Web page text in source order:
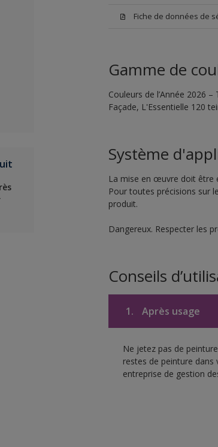
Fiche de données de
Gamme de
Couleurs de l’Année 2026
Façade, L'Essentielle 120
Système
La mise en œuvre doit être
Pour toutes précisions sur
produit.
Dangereux. Respecter les
Conseils
1. Après usage
Ne jetez pas de
restes de peinture
entreprise de gestion